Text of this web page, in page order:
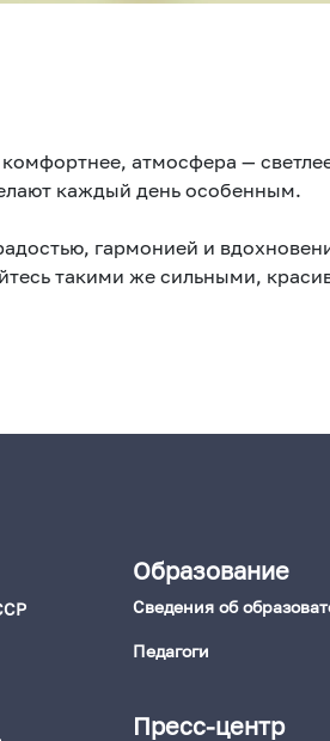
атмосфера —
каждый день особенным.
гармонией и
такими же сильными,
Образование
Сведения об
Педагоги
Пресс-центр